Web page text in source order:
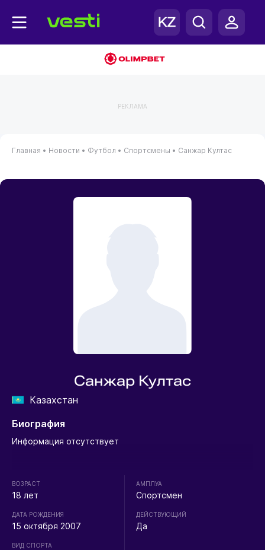
РЕКЛАМА
Главная • Новости • Футбол • Спортсмены • Санжар Култас
Санжар Култас
Казахстан
Биография
Информация отсутствует
ВОЗРАСТ
18 лет
ДАТА РОЖДЕНИЯ
15 октября 2007
ВИД СПОРТА
АМПЛУА
Спортсмен
ДЕЙСТВУЮЩИЙ
Да